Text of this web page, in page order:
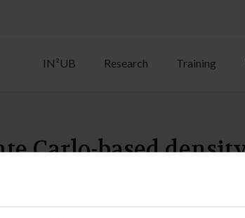
IN²UB Research Training
Carlo-based
modes of a